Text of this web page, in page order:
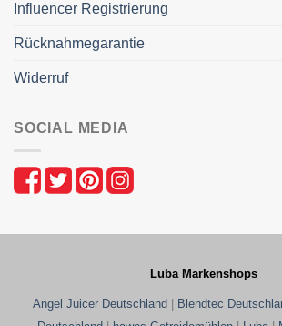
Influencer Registrierung
Rücknahmegarantie
Widerruf
SOCIAL MEDIA
Luba Markenshops
Angel Juicer Deutschland Blendtec